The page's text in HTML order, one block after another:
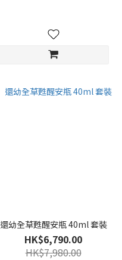
還幼全草甦醒安瓶 40ml 套裝
HK$6,790.00
HK$7,980.00